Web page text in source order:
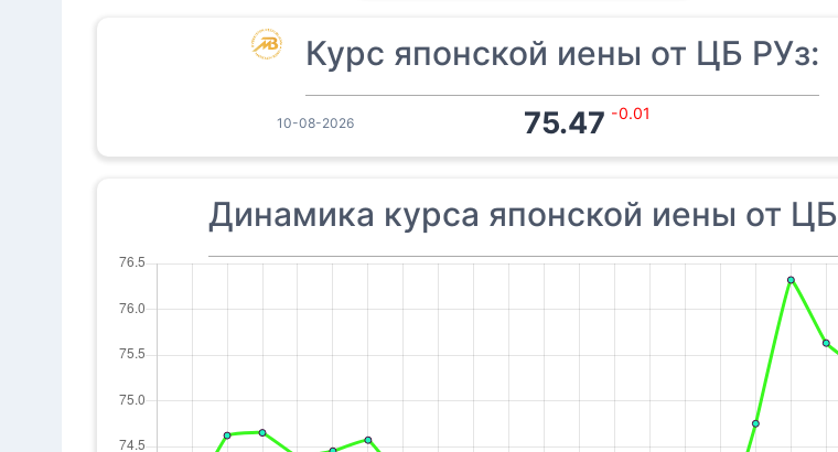
Курс японской иены от ЦБ РУз:
10-08-2026 75.47 -0.01
Динамика курса японской иены от ЦБ